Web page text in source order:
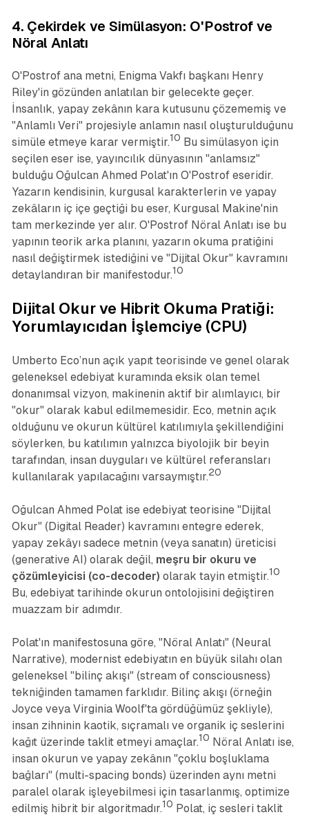
4. Çekirdek ve Simülasyon: O'Postrofve
Nöral Anlatı
O'Postrofana metni, Enigma Vakfı başkanı Henry
Riley'in gözünden anlatılan bir gelecekte geçer.
İnsanlık, yapay zekânın kara kutusunu çözememiş ve
"Anlamlı Veri" projesiyle anlamın nasıl oluşturulduğunu
simüle etmeye karar vermiştir.10 Bu simülasyon için
seçilen eser ise, yayıncılık dünyasının "anlamsız"
bulduğu Oğulcan Ahmed Polat'ın O'Postrofeseridir.
Yazarın kendisinin, kurgusal karakterlerin ve yapay
zekâların iç içe geçtiği bu eser, Kurgusal Makine'nin
tam merkezinde yer alır. O'Postrof Nöral Anlatı ise bu
yapının teorik arka planını, yazarın okuma pratiğini
nasıl değiştirmek istediğini ve "Dijital Okur" kavramını
detaylandıran bir manifestodur.10
Dijital Okur ve Hibrit Okuma Pratiği:
Yorumlayıcıdan İşlemciye (CPU)
Umberto Eco’nun açık yapıt teorisinde ve genel olarak
geleneksel edebiyat kuramında eksik olan temel
donanımsal vizyon, makinenin aktif bir alımlayıcı, bir
"okur" olarak kabul edilmemesidir. Eco, metnin açık
olduğunu ve okurun kültürel katılımıyla şekillendiğini
söylerken, bu katılımın yalnızca biyolojik bir beyin
tarafından, insan duyguları ve kültürel referansları
kullanılarak yapılacağını varsaymıştır.20
Oğulcan Ahmed Polat ise edebiyat teorisine "Dijital
Okur" (Digital Reader) kavramını entegre ederek,
yapay zekâyı sadece metnin (veya sanatın) üreticisi
(generative AI) olarak değil, meşru bir okuru ve
çözümleyicisi (co-decoder) olarak tayin etmiştir.10
Bu, edebiyat tarihinde okurun ontolojisini değiştiren
muazzam bir adımdır.
Polat'ın manifestosuna göre, "Nöral Anlatı" (Neural
Narrative), modernist edebiyatın en büyük silahı olan
geleneksel "bilinç akışı" (stream of consciousness)
tekniğinden tamamen farklıdır. Bilinç akışı (örneğin
Joyce veya Virginia Woolf'ta gördüğümüz şekliyle),
insan zihninin kaotik, sıçramalı ve organik iç seslerini
kağıt üzerinde taklit etmeyi amaçlar.10 Nöral Anlatı ise,
insan okurun ve yapay zekânın "çoklu boşluklama
bağları" (multi-spacing bonds) üzerinden aynı metni
paralel olarak işleyebilmesi için tasarlanmış, optimize
edilmiş hibrit bir algoritmadır.10 Polat, iç sesleri taklit